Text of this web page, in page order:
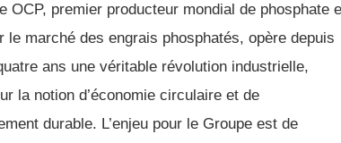
OCP, premier producteur mondial de phosphate
le marché des engrais phosphatés, opère depuis
ans une véritable révolution industrielle,
la notion d’économie circulaire et de
durable. L’enjeu pour le Groupe est de